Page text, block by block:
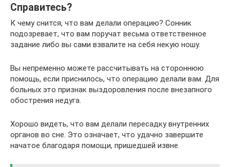
Справитесь?
К чему снится, что вам делали операцию? Сонник
подозревает, что вам поручат весьма ответственное
задание либо вы сами взвалите на себя некую ношу.
Вы непременно можете рассчитывать на стороннюю
помощь, если приснилось, что операцию делали вам. Для
больных это признак выздоровления после внезапного
обострения недуга.
Хорошо видеть, что вам делали пересадку внутренних
органов во сне. Это означает, что удачно завершите
начатое благодаря помощи, пришедшей извне.